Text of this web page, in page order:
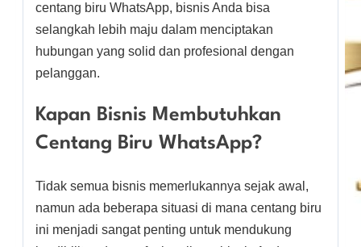
centang biru WhatsApp, bisnis Anda bisa
selangkah lebih maju dalam menciptakan
hubungan yang solid dan profesional dengan
pelanggan.
Kapan Bisnis Membutuhkan
Centang Biru WhatsApp?
Tidak semua bisnis memerlukannya sejak awal,
namun ada beberapa situasi di mana centang biru
ini menjadi sangat penting untuk mendukung